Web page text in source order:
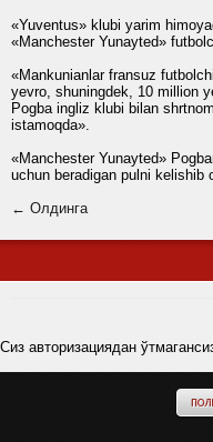
«Yuventus» klubi yarim
«Manchester Yunayted»
«Mankunianlar fransuz
yevro, shuningdek, 10 million
Pogba ingliz klubi bilan
istamoqda».
«Manchester Yunayted»
uchun beradigan pulni
← Олдинга
Сиз авторизациядан